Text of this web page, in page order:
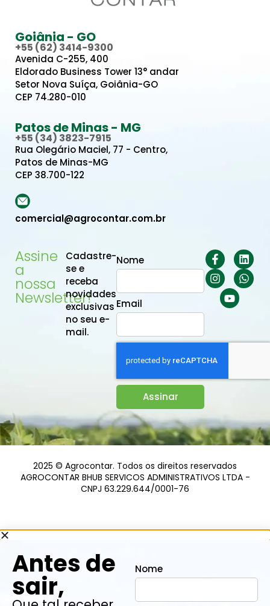
Goiânia - GO
+55 (62) 3414-9300
Avenida C-255, 400
Eldorado Business Tower 13° andar
Setor Nova Suíça, Goiânia-GO
CEP 74.280-010
Patos de Minas - MG
+55 (34) 3823-7915
Rua Olegário Maciel, 77 - Centro,
Patos de Minas-MG
CEP 38.700-122
comercial@agrocontar.com.br
Assine
a
nossa
Newsletter!
Cadastre-
se e
receba
novidades
exclusivas
no seu e-
mail.
Nome
Email
Assinar
2025 © Agrocontar. Todos os direitos reservados
AGROCONTAR BHUB SERVICOS ADMINISTRATIVOS LTDA -
CNPJ 63.229.644/0001-76
Antes de
sair,
Nome